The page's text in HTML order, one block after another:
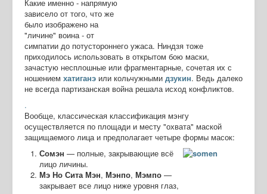
Какие именно - напрямую
зависело от того, что же
было изображено на
"личине" воина - от
симпатии до потустороннего ужаса. Ниндзя тоже
приходилось использовать в открытом бою маски,
зачастую несплошные или фрагментарные, сочетая их с
ношением хатиганэ или кольчужными дзукин. Ведь далеко
не всегда партизанская война решала исход конфликтов.
.
Вообще, классическая классификация мэнгу
осуществляется по площади и месту "охвата" маской
защищаемого лица и предполагает четыре формы масок:
Сомэн — полные, закрывающие всё
лицо личины.
Мэ Но Сита Мэн, Мэнпо, Мэмпо —
закрывает все лицо ниже уровня глаз,